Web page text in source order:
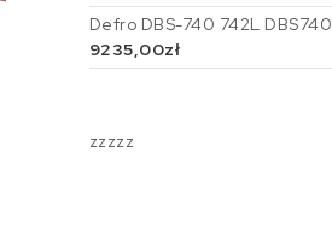
Defro DBS-740 742L DBS740
9235,00zł
zzzzz